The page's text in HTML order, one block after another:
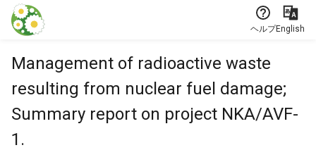
本文に飛ぶ
ヘルプEnglish
Management of radioactive waste
resulting from nuclear fuel damage;
Summary report on project NKA/AVF-
1.